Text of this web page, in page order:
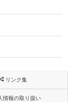
リンク集
情報の取り扱い